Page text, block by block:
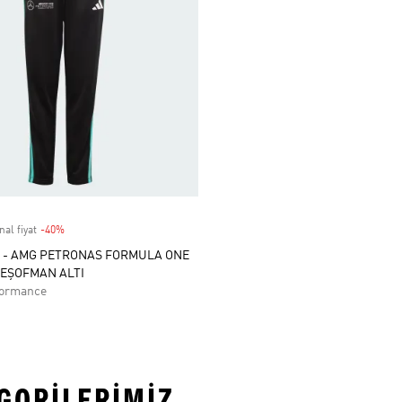
fiyat -40%Discount
- AMG PETRONAS FORMULA ONE
ALTI